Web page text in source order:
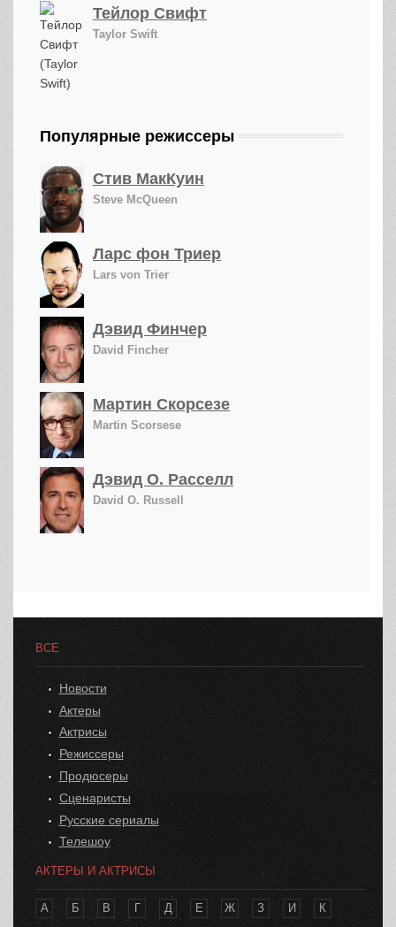
Тейлор Свифт
Taylor Swift
Популярные режиссеры
Стив МакКуин
Steve McQueen
Ларс фон Триер
Lars von Trier
Дэвид Финчер
David Fincher
Мартин Скорсезе
Martin Scorsese
Дэвид О. Расселл
David O. Russell
ВСЕ
Новости
Актеры
Актрисы
Режиссеры
Продюсеры
Сценаристы
Русские сериалы
Телешоу
АКТЕРЫ И АКТРИСЫ
А Б В Г Д Е Ж З И К